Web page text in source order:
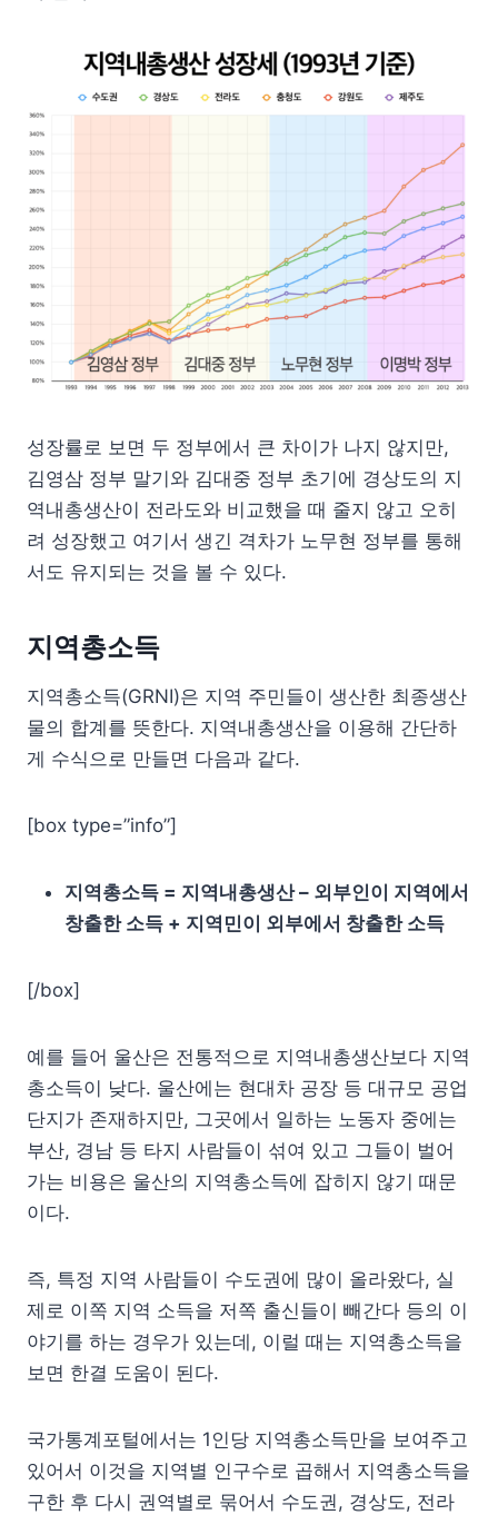
성장률로 보면 두 정부에서 큰 차이가 나지 않지만,
김영삼 정부 말기와 김대중 정부 초기에 경상도의 지
역내총생산이 전라도와 비교했을 때 줄지 않고 오히
려 성장했고 여기서 생긴 격차가 노무현 정부를 통해
서도 유지되는 것을 볼 수 있다.
지역총소득
지역총소득(GRNI)은 지역 주민들이 생산한 최종생산
물의 합계를 뜻한다. 지역내총생산을 이용해 간단하
게 수식으로 만들면 다음과 같다.
[box type=”info”]
지역총소득 = 지역내총생산 – 외부인이 지역에서
창출한 소득 + 지역민이 외부에서 창출한 소득
[/box]
예를 들어 울산은 전통적으로 지역내총생산보다 지역
총소득이 낮다. 울산에는 현대차 공장 등 대규모 공업
단지가 존재하지만, 그곳에서 일하는 노동자 중에는
부산, 경남 등 타지 사람들이 섞여 있고 그들이 벌어
가는 비용은 울산의 지역총소득에 잡히지 않기 때문
이다.
즉, 특정 지역 사람들이 수도권에 많이 올라왔다, 실
제로 이쪽 지역 소득을 저쪽 출신들이 빼간다 등의 이
야기를 하는 경우가 있는데, 이럴 때는 지역총소득을
보면 한결 도움이 된다.
국가통계포털에서는 1인당 지역총소득만을 보여주고
있어서 이것을 지역별 인구수로 곱해서 지역총소득을
구한 후 다시 권역별로 묶어서 수도권, 경상도, 전라